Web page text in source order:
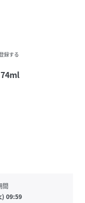
録する
間
09:59